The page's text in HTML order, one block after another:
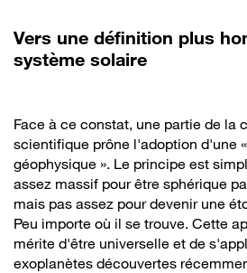
Vers une définition plus
système solaire
Face à ce constat, une partie de la
scientifique prône l'adoption d'une
géophysique ». Le principe est
assez massif pour être sphérique
mais pas assez pour devenir une
Peu importe où il se trouve. Cette
mérite d'être universelle et de
exoplanètes découvertes